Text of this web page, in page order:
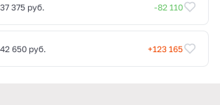
375 руб. -82 110
650 руб. +123 165